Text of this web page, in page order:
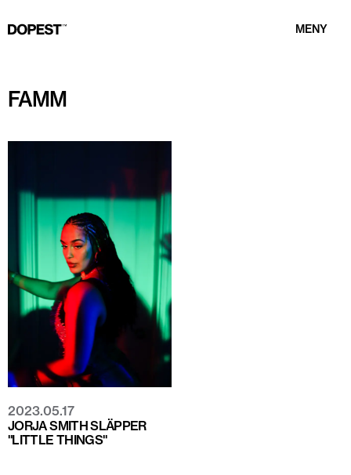
MENY
FAMM
2023.05.17
JORJA SMITH SLÄPPER
"LITTLE THINGS"